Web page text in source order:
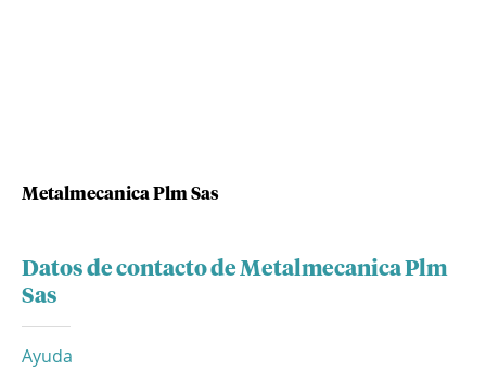
Metalmecanica Plm Sas
Datos de contacto de Metalmecanica Plm
Sas
Ayuda